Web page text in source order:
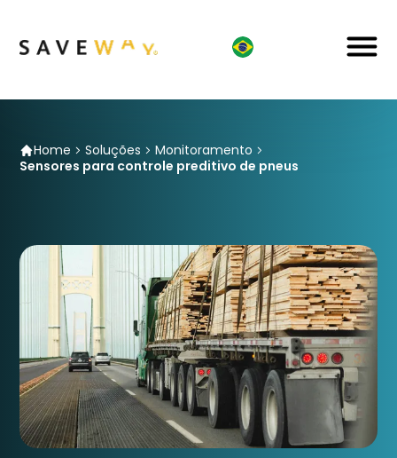
Home Soluções
Monitoramento
Sensores para controle preditivo de pneus